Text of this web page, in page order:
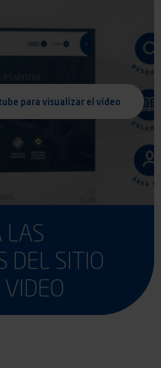
para visualizar el vídeo
LAS
DEL SITIO